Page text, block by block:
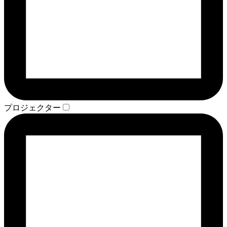
プロジェクター